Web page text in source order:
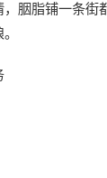
胭脂铺一条街